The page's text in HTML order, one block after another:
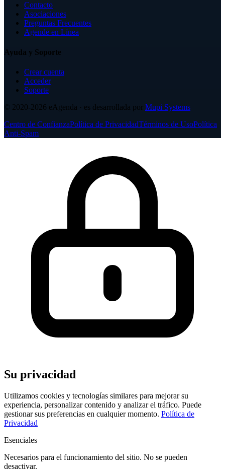
Contacto
Asociaciones
Preguntas Frecuentes
Agende en Línea
Ayuda y Soporte
Crear cuenta
Acceder
Soporte
© 2020-2026 eAgenda · es desarrollada por Mupi Systems
Centro de ConfianzaPolítica de PrivacidadTérminos de UsoPolítica
Anti-Spam
Su privacidad
Utilizamos cookies y tecnologías similares para mejorar su
experiencia, personalizar contenido y analizar el tráfico. Puede
gestionar sus preferencias en cualquier momento. Política de
Privacidad
Esenciales
Necesarios para el funcionamiento del sitio. No se pueden
desactivar.